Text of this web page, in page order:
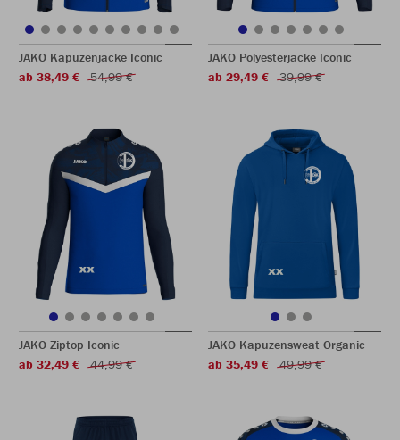
JAKO Kapuzenjacke Iconic
ab 38,49 €
54,99 €
JAKO Polyesterjacke Iconic
ab 29,49 €
39,99 €
JAKO Ziptop Iconic
ab 32,49 €
44,99 €
JAKO Kapuzensweat Organic
ab 35,49 €
49,99 €